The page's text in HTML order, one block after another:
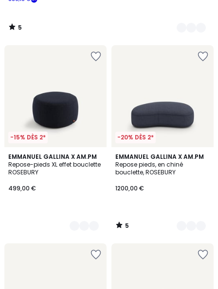
5
/
-15% DÈS 2*
EMMANUEL GALLINA X AM.PM
Repose-pieds XL effet bouclette
ROSEBURY
499,00 €
3
Couleurs
-20% DÈS 2*
EMMANUEL GALLINA X AM.PM
Repose pieds, en chiné
bouclette, ROSEBURY
1200,00 €
5
/
5
3
Couleurs
5
/